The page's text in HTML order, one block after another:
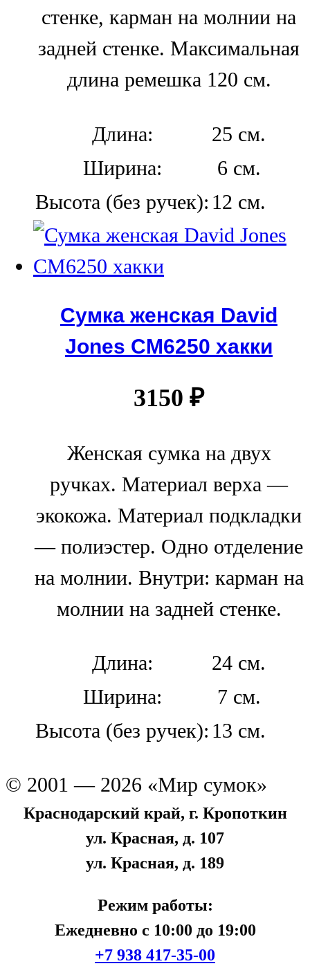
стенке, карман на молнии на
задней стенке. Максимальная
длина ремешка 120 см.
Длина:
25 см.
Ширина:
6 см.
Высота (без ручек): 12 см.
Сумка женская David
Jones СМ6250 хакки
3150 ₽
Женская сумка на двух
ручках. Материал верха —
экокожа. Материал подкладки
— полиэстер. Одно отделение
на молнии. Внутри: карман на
молнии на задней стенке.
Длина:
24 см.
Ширина:
7 см.
Высота (без ручек): 13 см.
© 2001 — 2026 «Мир сумок»
Краснодарский край, г. Кропоткин
ул. Красная, д. 107
ул. Красная, д. 189
Режим работы:
Ежедневно с 10:00 до 19:00
+7 938 417-35-00